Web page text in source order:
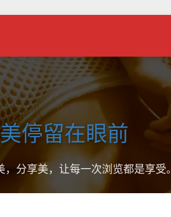
停留在眼前
分享美，让每一次浏览都是享受。